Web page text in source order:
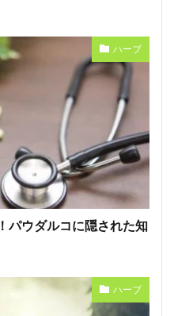
ハーブ
パウダルコに隠された知
ハーブ